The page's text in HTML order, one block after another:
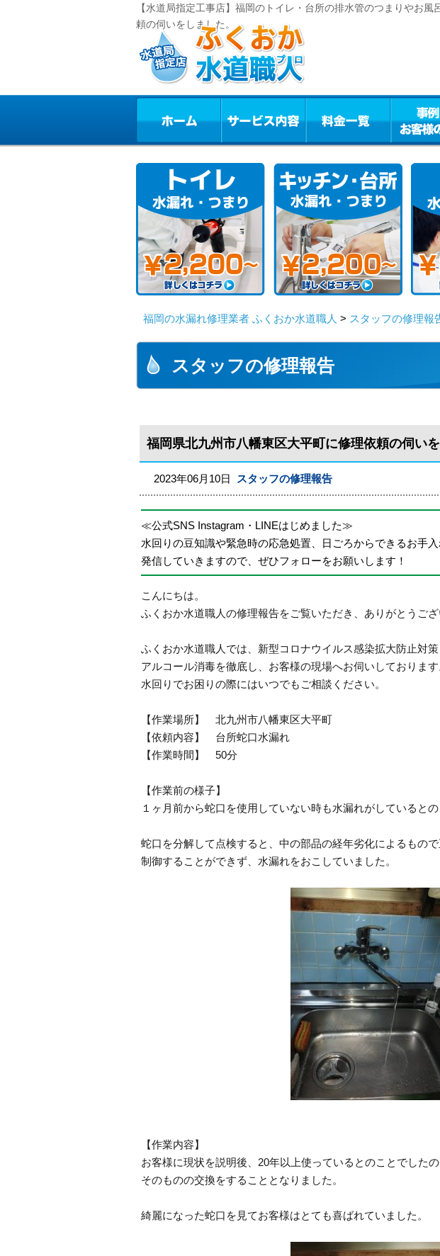
【水道局指定工事店】福岡のトイレ・台所の排水管のつまりやお
頼の伺いをしました。
福岡の水漏れ修理業者 ふくおか水道職人 > スタッフの修理報
スタッフの修理報告
福岡県北九州市八幡東区大平町に修理依頼の伺いを
2023年06月10日 スタッフの修理報告
≪公式SNS Instagram・LINEはじめました≫
水回りの豆知識や緊急時の応急処置、日ごろからできるお手
発信していきますので、ぜひフォローをお願いします！
こんにちは。
ふくおか水道職人の修理報告をご覧いただき、ありがとうござ
ふくおか水道職人では、新型コロナウイルス感染拡大防止対
アルコール消毒を徹底し、お客様の現場へお伺いしております
水回りでお困りの際にはいつでもご相談ください。
【作業場所】 北九州市八幡東区大平町
【依頼内容】 台所蛇口水漏れ
【作業時間】 50分
【作業前の様子】
１ヶ月前から蛇口を使用していない時も水漏れがしているとの
蛇口を分解して点検すると、中の部品の経年劣化によるもの
制御することができず、水漏れをおこしていました。
【作業内容】
お客様に現状を説明後、20年以上使っているとのことでした
そのものの交換をすることとなりました。
綺麗になった蛇口を見てお客様はとても喜ばれていました。